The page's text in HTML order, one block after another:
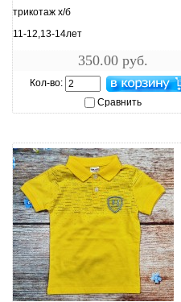
трикотаж х/б
11-12,13-14лет
350.00 руб.
Кол-во:
Сравнить